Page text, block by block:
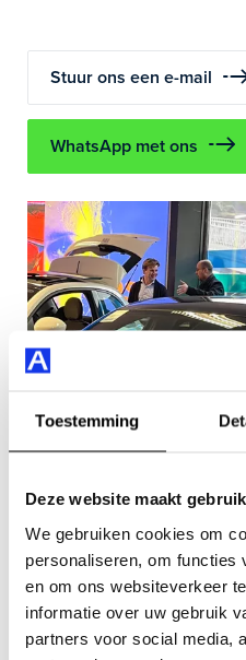
Toestemming
Deze website maakt
We gebruiken cookies om
personaliseren, om functies
en om ons websiteverkeer
informatie over uw gebruik
partners voor social media,
Stuur ons een e-mail
WhatsApp met ons
Meer Auto Smeeing
Meer Auto